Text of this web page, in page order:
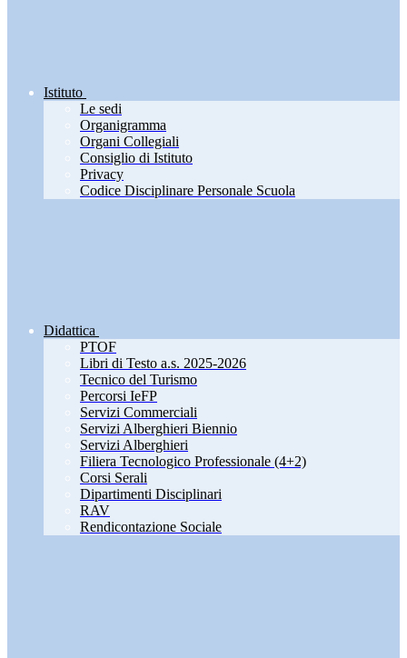
Istituto
Le sedi
Organigramma
Organi Collegiali
Consiglio di Istituto
Privacy
Codice Disciplinare Personale Scuola
Didattica
PTOF
Libri di Testo a.s. 2025-2026
Tecnico del Turismo
Percorsi IeFP
Servizi Commerciali
Servizi Alberghieri Biennio
Servizi Alberghieri
Filiera Tecnologico Professionale (4+2)
Corsi Serali
Dipartimenti Disciplinari
RAV
Rendicontazione Sociale